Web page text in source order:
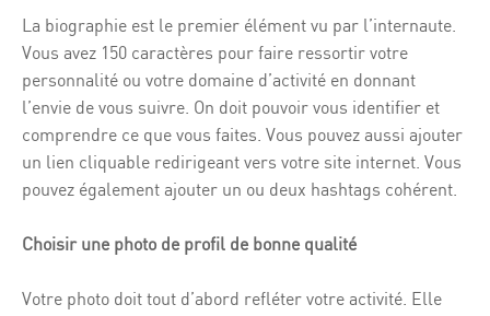
La biographie est le premier élément vu par l’internaute.
Vous avez 150 caractères pour faire ressortir votre
personnalité ou votre domaine d’activité en donnant
l’envie de vous suivre. On doit pouvoir vous identifier et
comprendre ce que vous faites. Vous pouvez aussi ajouter
un lien cliquable redirigeant vers votre site internet. Vous
pouvez également ajouter un ou deux hashtags cohérent.
Choisir une photo de profil de bonne qualité
Votre photo doit tout d’abord refléter votre activité. Elle